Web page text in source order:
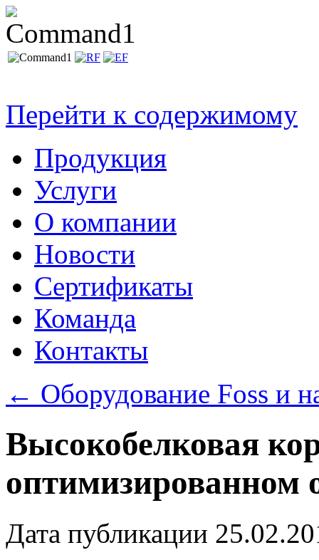
Перейти к содержимому
Продукция
Услуги
О компании
Новости
Сертификаты
Команда
Контакты
← Оборудование Foss и
Высокобелковая
оптимизированном
Дата публикации